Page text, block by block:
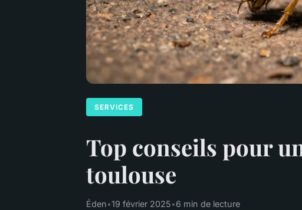
SERVICES
Top conseils pour
toulouse
Éden•19 février 2025•6 min de lecture